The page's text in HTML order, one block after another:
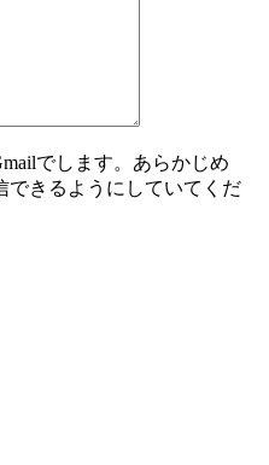
でします。あらかじめ
できるようにしていてくだ